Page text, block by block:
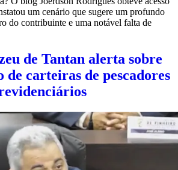
um cenário que sugere um profundo
do contribuinte e uma notável falta de
de Tantan alerta sobre
de carteiras de pescadores